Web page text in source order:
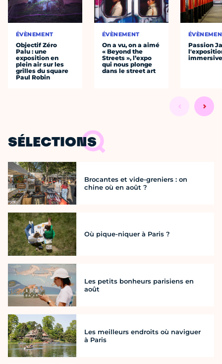
ÉVÈNEMENT
Objectif Zéro
Palu : une
exposition en
plein air sur les
grilles du square
Paul Robin
ÉVÈNEMENT
On a vu, on a aimé
« Beyond the
Streets », l’expo
qui nous plonge
dans le street art
Passion
SÉLECTIONS
Brocantes et vide-greniers : on
chine où en août ?
Où pique-niquer à Paris ?
Les petits bonheurs parisiens en
août
Les meilleurs endroits où naviguer
à Paris